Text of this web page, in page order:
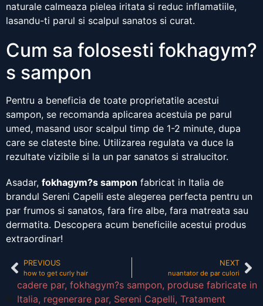
naturale calmeaza pielea iritata si reduc inflamatiile,
lasandu-ti parul si scalpul sanatos si curat.
Cum sa folosesti fokhagym?
s sampon
Pentru a beneficia de toate proprietatile acestui
sampon, se recomanda aplicarea acestuia pe parul
umed, masand usor scalpul timp de 1-2 minute, dupa
care se clateste bine. Utilizarea regulata va duce la
rezultate vizibile si la un par sanatos si stralucitor.
Asadar, fokhagym?s sampon fabricat in Italia de
brandul Sereni Capelli este alegerea perfecta pentru un
par frumos si sanatos, fara fire albe, fara matreata sau
dermatita. Descopera acum beneficiile acestui produs
extraordinar!
PREVIOUS
how to get curly hair
NEXT
nuantator de par culori
cadere par, fokhagym?s sampon, produse fabricate in
Italia, regenerare par, Sereni Capelli, Tratament